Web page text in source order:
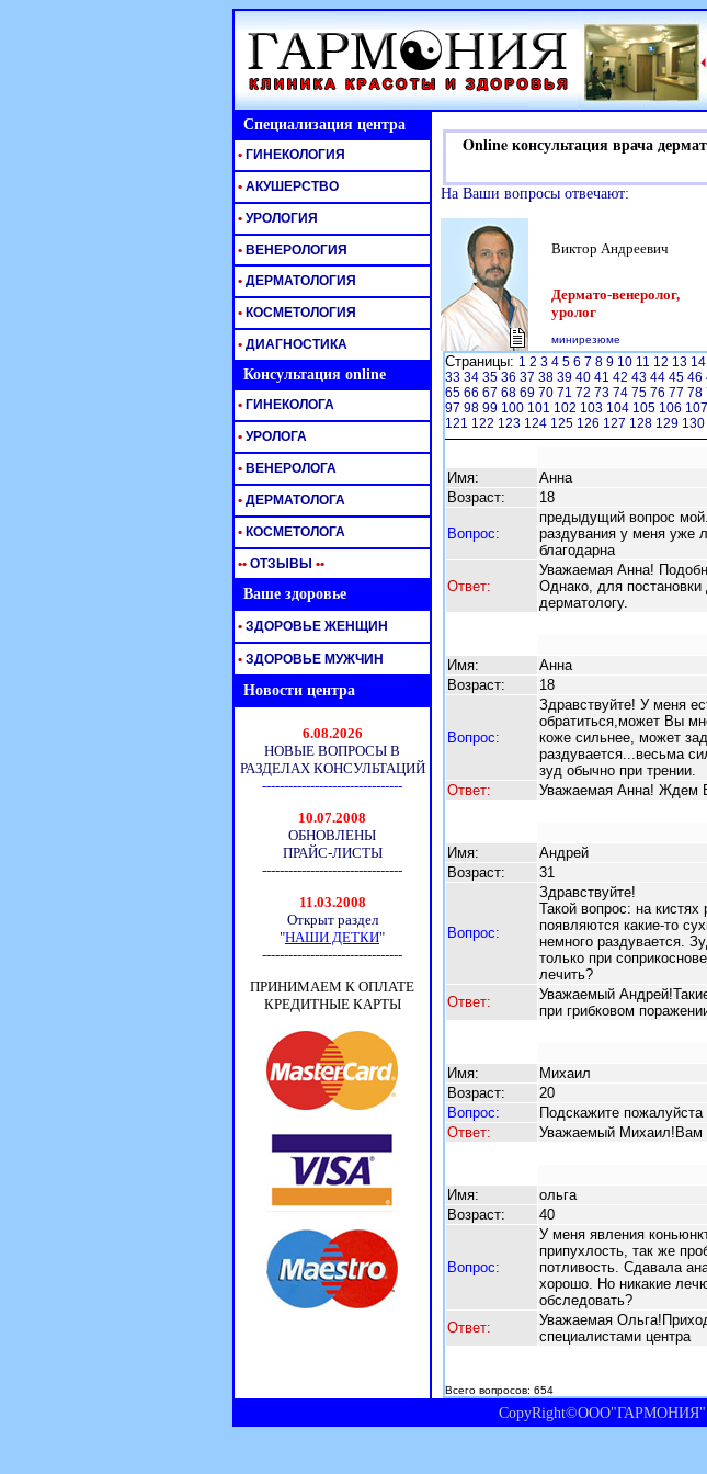
Специализация центра
Online консультация врача
На Ваши вопросы отвечают:
Виктор Андреевич
Дермато-венеролог,
уролог
минирезюме
Страницы: 1 2 3 4 5 6 7 8 9 10 11 12 13 14
33 34 35 36 37 38 39 40 41 42 43 44 45 46
65 66 67 68 69 70 71 72 73 74 75 76 77 78
97 98 99 100 101 102 103 104 105 106 107
121 122 123 124 125 126 127 128 129 130
Имя:
Анна
Возраст:
18
Вопрос:
предыдущий вопрос
раздувания у меня уже
благодарна
Ответ:
Уважаемая Анна!
Однако, для
дерматологу.
Имя:
Анна
Возраст:
18
Вопрос:
Здравствуйте! У меня
обратиться,может Вы
коже сильнее, может
раздувается...весьма
зуд обычно при трении.
Ответ:
Уважаемая Анна! Ждем
Имя:
Андрей
Возраст:
31
Вопрос:
Здравствуйте!
Такой вопрос: на
появляются какие-то
немного раздувается.
только при
лечить?
Ответ:
Уважаемый
при грибковом
Имя:
Михаил
Возраст:
20
Вопрос:
Подскажите
Ответ:
Уважаемый Михаил!Вам
Имя:
ольга
Возраст:
40
Вопрос:
У меня явления
припухлость, так же
потливость. Сдавала
хорошо. Но никакие
обследовать?
Ответ:
Уважаемая
специалистами центра
Всего вопросов: 654
• ГИНЕКОЛОГИЯ
• АКУШЕРСТВО
• УРОЛОГИЯ
• ВЕНЕРОЛОГИЯ
• ДЕРМАТОЛОГИЯ
• КОСМЕТОЛОГИЯ
• ДИАГНОСТИКА
Консультация online
• ГИНЕКОЛОГА
• УРОЛОГА
• ВЕНЕРОЛОГА
• ДЕРМАТОЛОГА
• КОСМЕТОЛОГА
•• ОТЗЫВЫ ••
Ваше здоровье
• ЗДОРОВЬЕ ЖЕНЩИН
• ЗДОРОВЬЕ МУЖЧИН
Новости центра